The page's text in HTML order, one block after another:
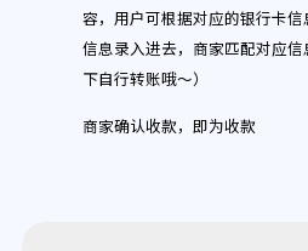
容，用户可根据对应的银行卡
信息录入进去，商家匹配对应
下自行转账哦～）
商家确认收款，即为收款